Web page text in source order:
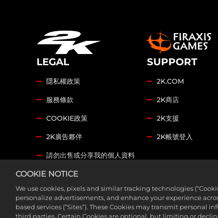
LEGAL
隱私權政策
服務條款
COOKIE政策
2K廣告夥伴
請勿出售或分享我的個人資料
COOKIE SETTINGS
SUPPORT
2K.COM
2K商店
2K支援
2K帳號登入
©2026 Take-Two Interactive Software, Inc. Sid
trademarks of Take-Two Interactive Software,
COOKIE NOTICE
We use cookies, pixels and similar tracking technologies
personalize advertisements, and enhance your experience
based services (“Sites”). These Cookies may transmit
third parties. Certain Cookies are optional, but limiting or